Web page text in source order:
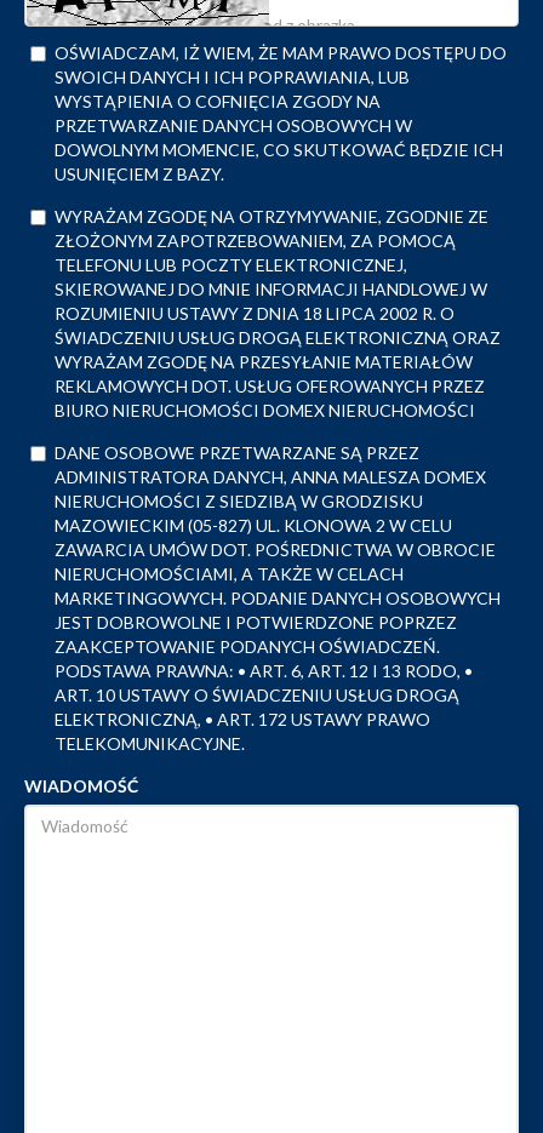
OŚWIADCZAM, IŻ WIEM, ŻE MAM PRAWO DOSTĘPU DO
SWOICH DANYCH I ICH POPRAWIANIA, LUB
WYSTĄPIENIA O COFNIĘCIA ZGODY NA
PRZETWARZANIE DANYCH OSOBOWYCH W
DOWOLNYM MOMENCIE, CO SKUTKOWAĆ BĘDZIE ICH
USUNIĘCIEM Z BAZY.
WYRAŻAM ZGODĘ NA OTRZYMYWANIE, ZGODNIE ZE
ZŁOŻONYM ZAPOTRZEBOWANIEM, ZA POMOCĄ
TELEFONU LUB POCZTY ELEKTRONICZNEJ,
SKIEROWANEJ DO MNIE INFORMACJI HANDLOWEJ W
ROZUMIENIU USTAWY Z DNIA 18 LIPCA 2002 R. O
ŚWIADCZENIU USŁUG DROGĄ ELEKTRONICZNĄ ORAZ
WYRAŻAM ZGODĘ NA PRZESYŁANIE MATERIAŁÓW
REKLAMOWYCH DOT. USŁUG OFEROWANYCH PRZEZ
BIURO NIERUCHOMOŚCI DOMEX NIERUCHOMOŚCI
DANE OSOBOWE PRZETWARZANE SĄ PRZEZ
ADMINISTRATORA DANYCH, ANNA MALESZA DOMEX
NIERUCHOMOŚCI Z SIEDZIBĄ W GRODZISKU
MAZOWIECKIM (05-827) UL. KLONOWA 2 W CELU
ZAWARCIA UMÓW DOT. POŚREDNICTWA W OBROCIE
NIERUCHOMOŚCIAMI, A TAKŻE W CELACH
MARKETINGOWYCH. PODANIE DANYCH OSOBOWYCH
JEST DOBROWOLNE I POTWIERDZONE POPRZEZ
ZAAKCEPTOWANIE PODANYCH OŚWIADCZEŃ.
PODSTAWA PRAWNA: • ART. 6, ART. 12 I 13 RODO, •
ART. 10 USTAWY O ŚWIADCZENIU USŁUG DROGĄ
ELEKTRONICZNĄ, • ART. 172 USTAWY PRAWO
TELEKOMUNIKACYJNE.
WIADOMOŚĆ